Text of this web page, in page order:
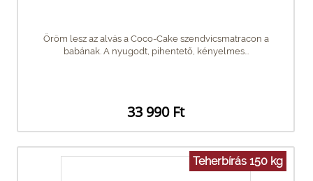
Öröm lesz az alvás a Coco-Cake szendvicsmatracon a
babának. A nyugodt, pihentető, kényelmes...
33 990 Ft
Teherbírás 150 kg